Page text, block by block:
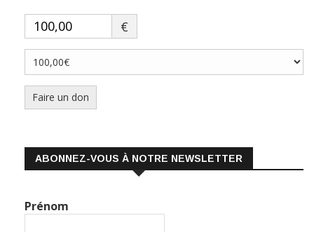
€
Faire un don
ABONNEZ-VOUS À NOTRE NEWSLETTER
Prénom